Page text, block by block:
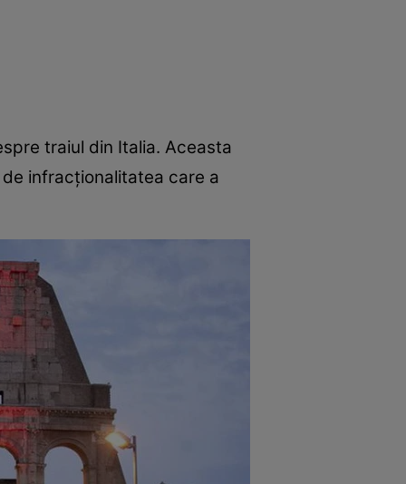
traiul din Italia. Aceasta
infracționalitatea care a